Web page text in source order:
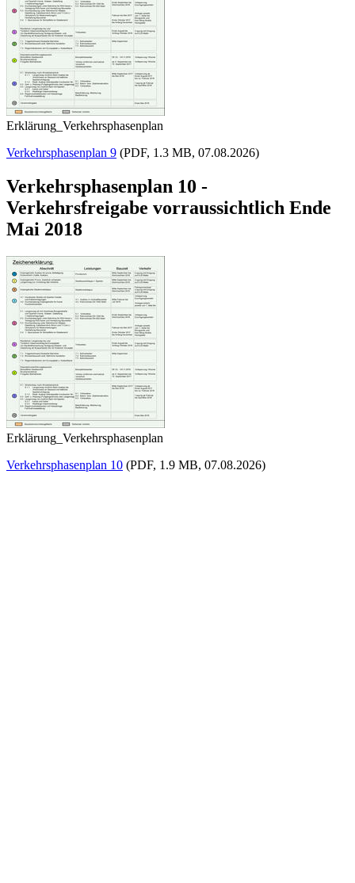
Erklärung_Verkehrsphasenplan
Verkehrsphasenplan 9 (PDF, 1.3 MB, 07.08.2026)
Verkehrsphasenplan 10 -
Verkehrsfreigabe vorraussichtlich Ende
Mai 2018
Erklärung_Verkehrsphasenplan
Verkehrsphasenplan 10 (PDF, 1.9 MB, 07.08.2026)